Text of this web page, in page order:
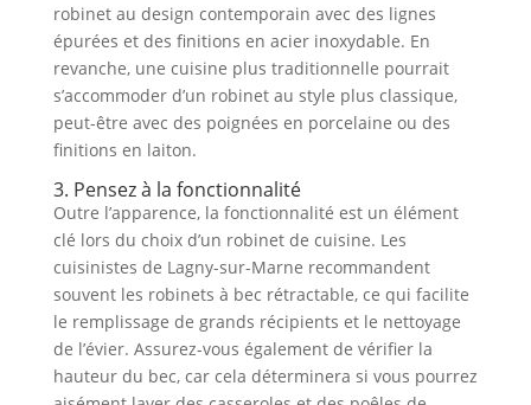
robinet au design contemporain avec des lignes
épurées et des finitions en acier inoxydable. En
revanche, une cuisine plus traditionnelle pourrait
s’accommoder d’un robinet au style plus classique,
peut-être avec des poignées en porcelaine ou des
finitions en laiton.
3. Pensez à la fonctionnalité
Outre l’apparence, la fonctionnalité est un élément
clé lors du choix d’un robinet de cuisine. Les
cuisinistes de Lagny-sur-Marne recommandent
souvent les robinets à bec rétractable, ce qui facilite
le remplissage de grands récipients et le nettoyage
de l’évier. Assurez-vous également de vérifier la
hauteur du bec, car cela déterminera si vous pourrez